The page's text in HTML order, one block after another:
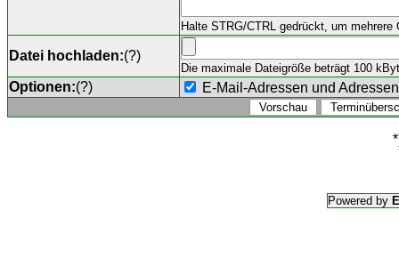
Halte STRG/CTRL gedrückt, um mehrere
Datei hochladen:(?)
Die maximale Dateigröße beträgt 100
Optionen:(?) E-Mail-Adressen und
Powered by